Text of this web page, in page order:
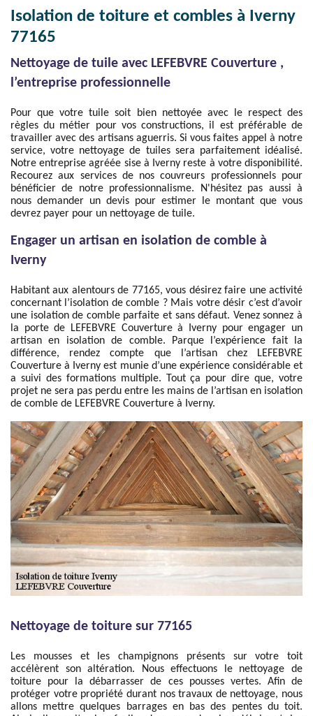
Isolation de toiture et combles à Iverny
77165
Nettoyage de tuile avec LEFEBVRE Couverture ,
l’entreprise professionnelle
Pour que votre tuile soit bien nettoyée avec le respect des
règles du métier pour vos constructions, il est préférable de
travailler avec des artisans aguerris. Si vous faites appel à notre
service, votre nettoyage de tuiles sera parfaitement idéalisé.
Notre entreprise agréée sise à Iverny reste à votre disponibilité.
Recourez aux services de nos couvreurs professionnels pour
bénéficier de notre professionnalisme. N'hésitez pas aussi à
nous demander un devis pour estimer le montant que vous
devrez payer pour un nettoyage de tuile.
Engager un artisan en isolation de comble à
Iverny
Habitant aux alentours de 77165, vous désirez faire une activité
concernant l’isolation de comble ? Mais votre désir c’est d’avoir
une isolation de comble parfaite et sans défaut. Venez sonnez à
la porte de LEFEBVRE Couverture à Iverny pour engager un
artisan en isolation de comble. Parque l’expérience fait la
différence, rendez compte que l’artisan chez LEFEBVRE
Couverture à Iverny est munie d’une expérience considérable et
a suivi des formations multiple. Tout ça pour dire que, votre
projet ne sera pas perdu entre les mains de l’artisan en isolation
de comble de LEFEBVRE Couverture à Iverny.
Nettoyage de toiture sur 77165
Les mousses et les champignons présents sur votre toit
accélèrent son altération. Nous effectuons le nettoyage de
toiture pour la débarrasser de ces pousses vertes. Afin de
protéger votre propriété durant nos travaux de nettoyage, nous
allons mettre quelques barrages en bas des pentes du toit.